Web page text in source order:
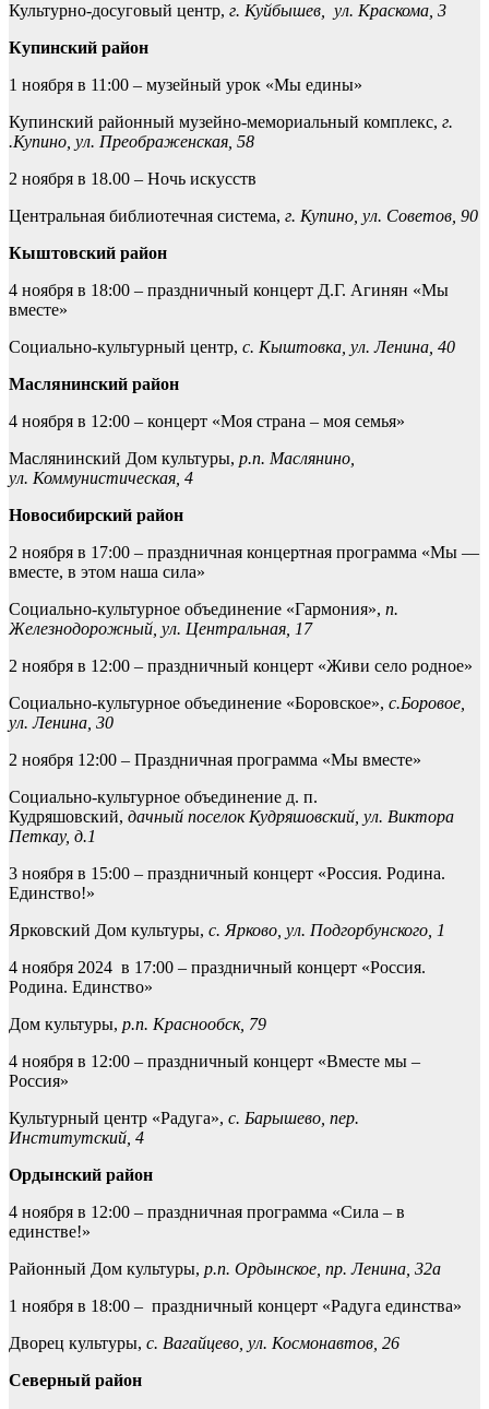
Культурно-досуговый центр, г. Куйбышев,
ул. Краскома, 3
Купинский район
1 ноября в 11:00 – музейный урок «Мы едины»
Купинский районный музейно-мемориальный комплекс, г.
.Купино, ул. Преображенская, 58
2 ноября в 18.00 – Ночь искусств
Центральная библиотечная система, г. Купино, ул. Советов, 90
Кыштовский район
4 ноября в 18:00 – праздничный концерт Д.Г. Агинян «Мы
вместе»
Социально-культурный центр, с. Кыштовка, ул. Ленина, 40
Маслянинский район
4 ноября в 12:00 – концерт «Моя страна – моя семья»
Маслянинский Дом культуры, р.п. Маслянино,
ул. Коммунистическая, 4
Новосибирский район
2 ноября в 17:00 – праздничная концертная программа «Мы —
вместе, в этом наша сила»
Социально-культурное объединение «Гармония», п.
Железнодорожный, ул. Центральная, 17
2 ноября в 12:00 – праздничный концерт «Живи село родное»
Социально-культурное объединение «Боровское», с.Боровое,
ул. Ленина, 30
2 ноября 12:00 – Праздничная программа «Мы вместе»
Социально-культурное объединение д. п.
Кудряшовский, дачный поселок Кудряшовский, ул. Виктора
Петкау, д.1
3 ноября в 15:00 – праздничный концерт «Россия. Родина.
Единство!»
Ярковский Дом культуры, с. Ярково, ул. Подгорбунского, 1
4 ноября 2024 в 17:00 – праздничный концерт «Россия.
Родина. Единство»
Дом культуры, р.п. Краснообск, 79
4 ноября в 12:00 – праздничный концерт «Вместе мы –
Россия»
Культурный центр «Радуга», с. Барышево, пер.
Институтский, 4
Ордынский район
4 ноября в 12:00 – праздничная программа «Сила – в
единстве!»
Районный Дом культуры, р.п. Ордынское, пр. Ленина, 32а
1 ноября в 18:00 – праздничный концерт «Радуга единства»
Дворец культуры, с. Вагайцево, ул. Космонавтов, 26
Северный район